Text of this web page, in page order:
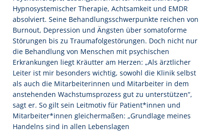
Hypnosystemischer Therapie, Achtsamkeit und EMDR
absolviert. Seine Behandlungsschwerpunkte reichen von
Burnout, Depression und Ängsten über somatoforme
Störungen bis zu Traumafolgestörungen. Doch nicht nur
die Behandlung von Menschen mit psychischen
Erkrankungen liegt Kräutter am Herzen: „Als ärztlicher
Leiter ist mir besonders wichtig, sowohl die Klinik selbst
als auch die Mitarbeiterinnen und Mitarbeiter in dem
anstehenden Wachstumsprozess gut zu unterstützen“,
sagt er. So gilt sein Leitmotiv für Patient*innen und
Mitarbeiter*innen gleichermaßen: „Grundlage meines
Handelns sind in allen Lebenslagen